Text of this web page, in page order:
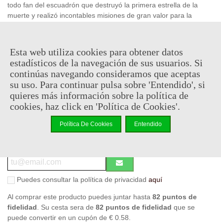
todo fan del escuadrón que destruyó la primera estrella de la
muerte y realizó incontables misiones de gran valor para la
164,95 € (impuestos inc.)
Descatalogado
Código QR
Compartir
Puedes consultar la política de privacidad aquí
Al comprar este producto puedes juntar hasta 82 puntos de
fidelidad . Su cesta sera de 82 puntos de fidelidad que se
puede convertir en un cupón de € 0.58
Esta web utiliza cookies para obtener datos
estadísticos de la navegación de sus usuarios. Si
continúas navegando consideramos que aceptas
su uso. Para continuar pulsa sobre 'Entendido', si
quieres más información sobre la política de
cookies, haz click en 'Política de Cookies'.
Política De Cookies Entendido